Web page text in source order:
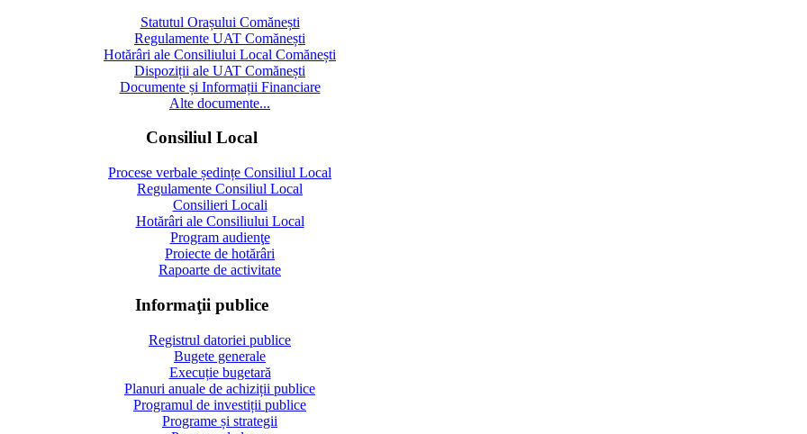
Statutul Orașului Comănești
Regulamente UAT Comănești
Hotărâri ale Consiliului Local Comănești
Dispoziții ale UAT Comănești
Documente și Informații Financiare
Alte documente...
Consiliul Local
Procese verbale ședințe Consiliul Local
Regulamente Consiliul Local
Consilieri Locali
Hotărâri ale Consiliului Local
Program audienţe
Proiecte de hotărâri
Rapoarte de activitate
Informaţii publice
Registrul datoriei publice
Bugete generale
Execuție bugetară
Planuri anuale de achiziții publice
Programul de investiții publice
Programe și strategii